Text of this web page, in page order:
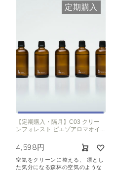
定期購入
【定期購入・隔月】C03 クリー
ンフォレスト ピエゾアロマオイ...
4,598円
空気をクリーンに整える、 凛とし
た気分になる森林の空気のような